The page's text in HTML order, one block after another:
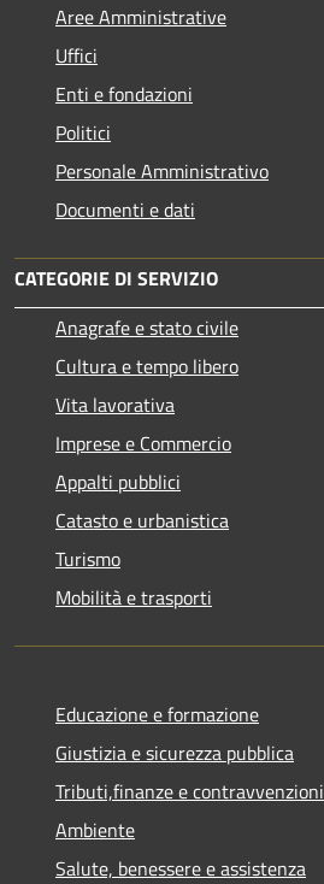
Aree Amministrative
Uffici
Enti e fondazioni
Politici
Personale Amministrativo
Documenti e dati
CATEGORIE DI SERVIZIO
Anagrafe e stato civile
Cultura e tempo libero
Vita lavorativa
Imprese e Commercio
Appalti pubblici
Catasto e urbanistica
Turismo
Mobilità e trasporti
Educazione e formazione
Giustizia e sicurezza pubblica
Tributi,finanze e contravvenzioni
Ambiente
Salute, benessere e assistenza